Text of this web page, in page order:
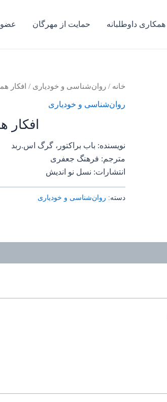
همکاری داوطلبانه حمایت از مهرگان
خانه / روان‌‌شناسی و خودیاری / افکار
روان‌‌شناسی و خودیاری
نویسنده: باب براکتور، گرگ اس.ربد
مترجم: فرهنگ جعفری
انتشارات: نسل نو اندیش
دسته: روان‌‌شناسی و خودیاری